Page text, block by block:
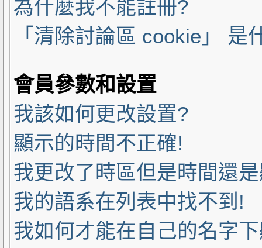
為什麼我不能註冊?
「清除討論區 cookie」 是
會員參數和設置
我該如何更改設置?
顯示的時間不正確!
我更改了時區但是時間還
我的語系在列表中找不到!
我如何才能在自己的名字